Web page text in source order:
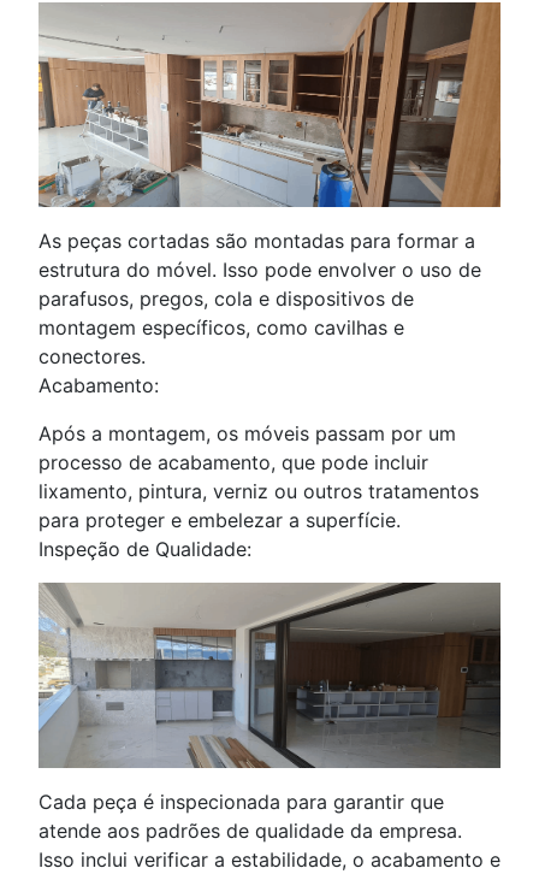
As peças cortadas são montadas para formar a
estrutura do móvel. Isso pode envolver o uso de
parafusos, pregos, cola e dispositivos de
montagem específicos, como cavilhas e
conectores.
Acabamento:
Após a montagem, os móveis passam por um
processo de acabamento, que pode incluir
lixamento, pintura, verniz ou outros tratamentos
para proteger e embelezar a superfície.
Inspeção de Qualidade:
Cada peça é inspecionada para garantir que
atende aos padrões de qualidade da empresa.
Isso inclui verificar a estabilidade, o acabamento e